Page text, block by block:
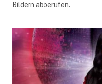
Bildern abberufen.